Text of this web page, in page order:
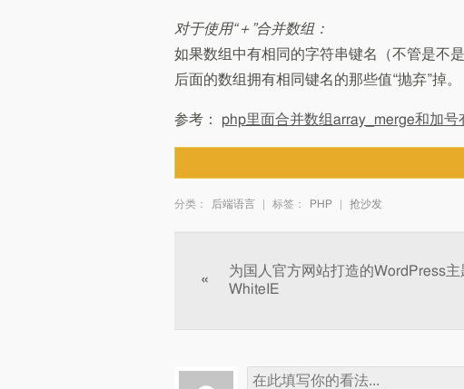
对于使用“＋”合并数组：
如果数组中有相同的字符串键名（不管是不
后面的数组拥有相同键名的那些值“抛弃”掉。
参考： php里面合并数组array_merge和加号
分类： 后端语言 标签： PHP 抢沙发
«
为国人官方网站打造的WordPress主
WhiteIE